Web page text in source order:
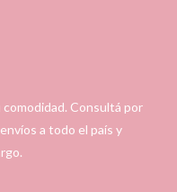
Consultá por
a todo el país y